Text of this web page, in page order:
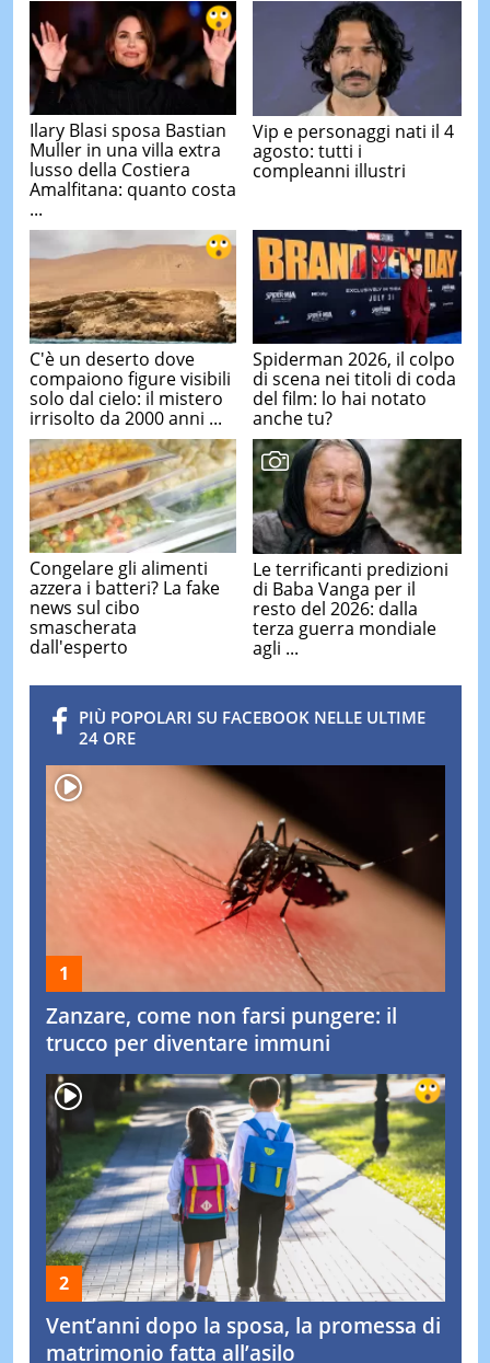
Ilary Blasi sposa Bastian
Muller in una villa extra
lusso della Costiera
Amalfitana: quanto costa
...
Vip e personaggi nati il 4
agosto: tutti i
compleanni illustri
C'è un deserto dove
compaiono figure visibili
solo dal cielo: il mistero
irrisolto da 2000 anni ...
Spiderman 2026, il colpo
di scena nei titoli di coda
del film: lo hai notato
anche tu?
Congelare gli alimenti
azzera i batteri? La fake
news sul cibo
smascherata
dall'esperto
Le terrificanti predizioni
di Baba Vanga per il
resto del 2026: dalla
terza guerra mondiale
agli ...
PIÙ POPOLARI SU FACEBOOK NELLE ULTIME
24 ORE
Zanzare, come non farsi pungere: il
trucco per diventare immuni
Vent’anni dopo la sposa, la promessa di
matrimonio fatta all’asilo